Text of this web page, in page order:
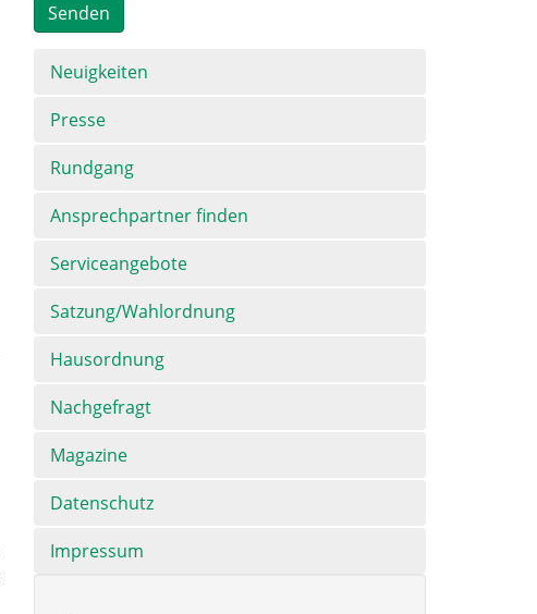
Senden
Navigation
überspringen
Neuigkeiten
Presse
Rundgang
Ansprechpartner finden
Serviceangebote
Satzung/Wahlordnung
Hausordnung
Nachgefragt
Magazine
Datenschutz
Impressum